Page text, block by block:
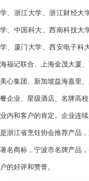
学、浙江大学、浙江财经大
学、中国科大、西南科技大
学、厦门大学、西安电子科
海福记联合、上海金茂大厦
美心集团、新加坡益海嘉里
餐企业、星级酒店、名牌高
业内和客户的肯定。企业连
是浙江省烹饪协会推荐产品
著名商标，宁波市名牌产品
户的好评和赞誉。